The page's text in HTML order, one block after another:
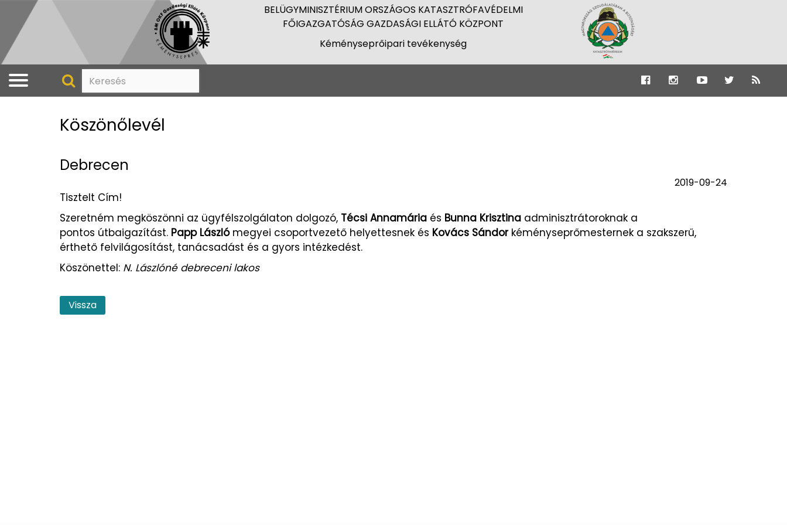
BELÜGYMINISZTÉRIUM ORSZÁGOS KATASZTRÓFAVÉDELMI
FŐIGAZGATÓSÁG GAZDASÁGI ELLÁTÓ KÖZPONT
Kéményseprőipari tevékenység
Köszönőlevél
Debrecen
2019-09-24
Tisztelt Cím!
Szeretném megköszönni az ügyfélszolgálaton dolgozó, Técsi Annamária és Bunna Krisztina adminisztrátoroknak a
pontos útbaigazítást. Papp Lászlómegyei csoportvezető helyettesnek és Kovács Sándorkéményseprőmesternek a szakszerű,
érthető felvilágosítást, tanácsadást és a gyors intézkedést.
Köszönettel: N. Lászlóné debreceni lakos
Vissza